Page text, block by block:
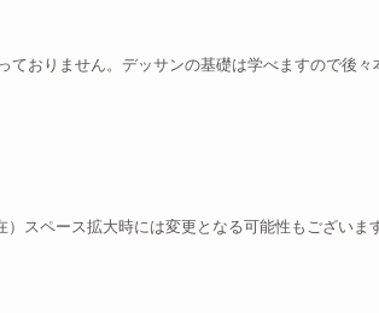
おりません。デッサンの基礎は学べますので後
スペース拡大時には変更となる可能性もございます